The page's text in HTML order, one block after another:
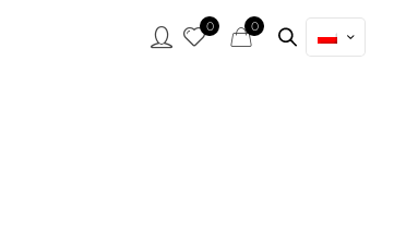
0 0